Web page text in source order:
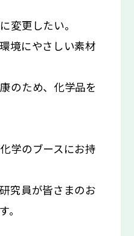
変更したい。
境にやさしい素材
のため、化学品を
学のブースにお持
究員が皆さまのお
。